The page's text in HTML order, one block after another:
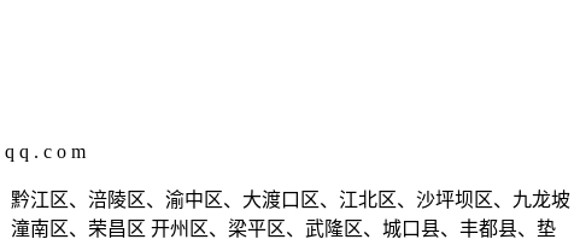
q . c o m
黔江区、涪陵区、渝中区、大渡口区、江北区、沙坪坝区、九龙坡
南区、荣昌区 开州区、梁平区、武隆区、城口县、丰都县、垫